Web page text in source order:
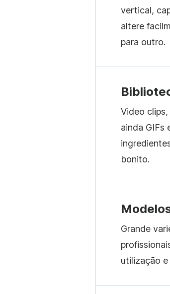
vertical,
altere
para outro.
Video
ainda GIFs
bonito.
Grande
utilização e